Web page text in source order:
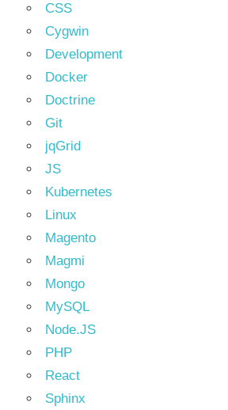
CSS
Cygwin
Development
Docker
Doctrine
Git
jqGrid
JS
Kubernetes
Linux
Magento
Magmi
Mongo
MySQL
Node.JS
PHP
React
Sphinx